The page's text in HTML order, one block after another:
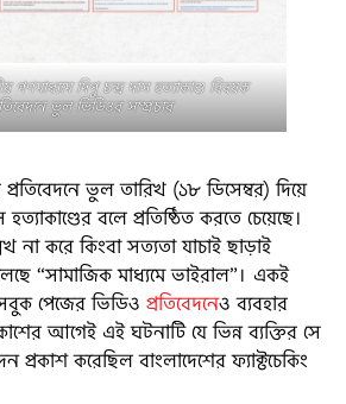
গণমাধ্যমে দিপু চন্দ্র দাস হত্যাকাণ্ড বিষয়ক
ভুল ভিডিওর সম্প্রচার
ভুল তারিখ (১৮ ডিসেম্বর) দিয়ে
বলে প্রতিষ্ঠিত করতে চেয়েছে।
না করে কিংবা সত্যতা যাচাই ছাড়াই
“সামাজিক মাধ্যমে ভাইরাল”। একই
পেজের ভিডিও প্রতিবেদনেও ব্যবহার
আগেই এই ঘটনাটি যে ভিন্ন ব্যক্তির সে
প্রকাশ করেছিল বাংলাদেশের ফ্যাক্টচেকিং